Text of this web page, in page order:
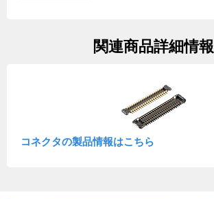
関連商品詳細情報
コネクタの製品情報はこちら